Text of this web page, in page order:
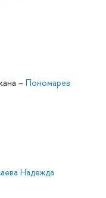
– Пономарев
Надежда